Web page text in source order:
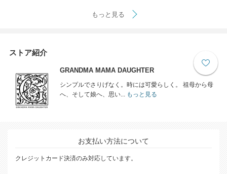
もっと見る
ストア紹介
GRANDMA MAMA DAUGHTER
シンプルでさりげなく。時には可愛らしく。 祖母から母
へ、そして娘へ、思い...もっと見る
お支払い方法について
クレジットカード決済のみ対応しています。